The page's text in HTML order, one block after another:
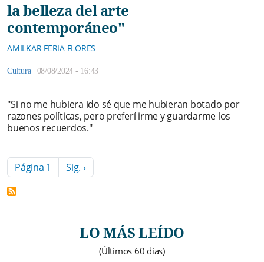
la belleza del arte
contemporáneo"
AMILKAR FERIA FLORES
Cultura | 08/08/2024 - 16:43
"Si no me hubiera ido sé que me hubieran botado por
razones políticas, pero preferí irme y guardarme los
buenos recuerdos."
Paginación
Página 1 Siguiente página
Sig. ›
LO MÁS LEÍDO
(Últimos 60 días)